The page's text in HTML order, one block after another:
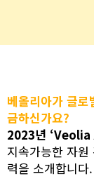
베올리아가 글
금하신가요?
2023년
지속가능한 자
력을 소개합니다.